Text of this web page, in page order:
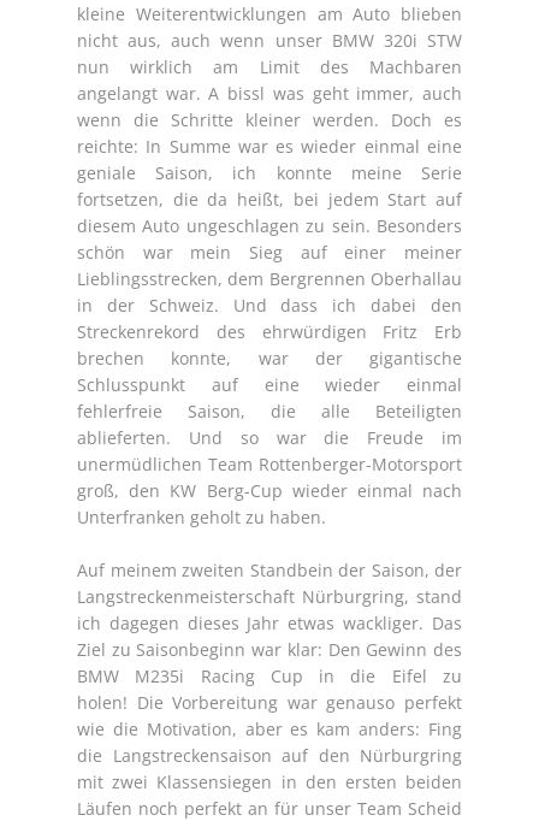
kleine Weiterentwicklungen am Auto blieben
nicht aus, auch wenn unser BMW 320i STW
nun wirklich am Limit des Machbaren
angelangt war. A bissl was geht immer, auch
wenn die Schritte kleiner werden. Doch es
reichte: In Summe war es wieder einmal eine
geniale Saison, ich konnte meine Serie
fortsetzen, die da heißt, bei jedem Start auf
diesem Auto ungeschlagen zu sein. Besonders
schön war mein Sieg auf einer meiner
Lieblingsstrecken, dem Bergrennen Oberhallau
in der Schweiz. Und dass ich dabei den
Streckenrekord des ehrwürdigen Fritz Erb
brechen konnte, war der gigantische
Schlusspunkt auf eine wieder einmal
fehlerfreie Saison, die alle Beteiligten
ablieferten. Und so war die Freude im
unermüdlichen Team Rottenberger-Motorsport
groß, den KW Berg-Cup wieder einmal nach
Unterfranken geholt zu haben.
Auf meinem zweiten Standbein der Saison, der
Langstreckenmeisterschaft Nürburgring, stand
ich dagegen dieses Jahr etwas wackliger. Das
Ziel zu Saisonbeginn war klar: Den Gewinn des
BMW M235i Racing Cup in die Eifel zu
holen! Die Vorbereitung war genauso perfekt
wie die Motivation, aber es kam anders: Fing
die Langstreckensaison auf den Nürburgring
mit zwei Klassensiegen in den ersten beiden
Läufen noch perfekt an für unser Team Scheid